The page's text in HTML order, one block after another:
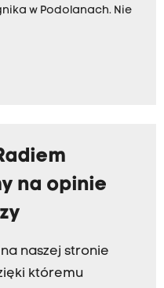
w Podolanach. Nie
na opinie
naszej stronie
któremu